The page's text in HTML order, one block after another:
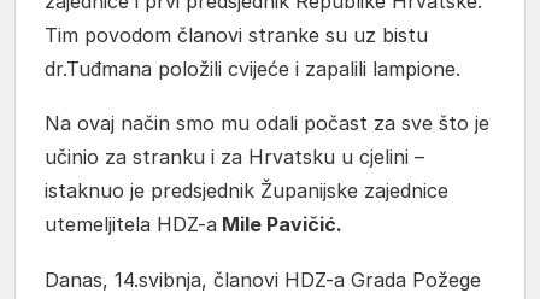
Tim povodom članovi stranke su uz bistu
dr.Tuđmana položili cvijeće i zapalili lampione.
Na ovaj način smo mu odali počast za sve što je
učinio za stranku i za Hrvatsku u cjelini –
istaknuo je predsjednik Županijske zajednice
utemeljitela HDZ-a Mile Pavičić.
Danas, 14.svibnja, članovi HDZ-a Grada Požege